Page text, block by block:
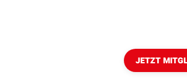
JETZT